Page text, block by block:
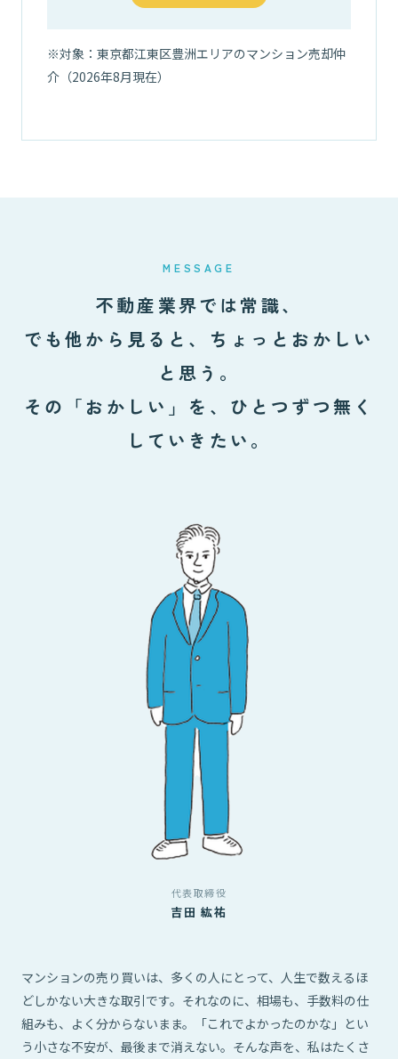
03
※対象：東京都江東区豊洲エリアのマンション売却仲
介（2026年8月現在）
MESSAGE
不動産業界では常識、
でも他から見ると、ちょっとおかしい
と思う。
その「おかしい」を、ひとつずつ無く
していきたい。
マンションの売り買いは、多くの人にとって、人生で数えるほ
どしかない大きな取引です。それなのに、相場も、手数料の仕
組みも、よく分からないまま。「これでよかったのかな」とい
う小さな不安が、最後まで消えない。そんな声を、私はたくさ
代表取締役
吉田 紘祐